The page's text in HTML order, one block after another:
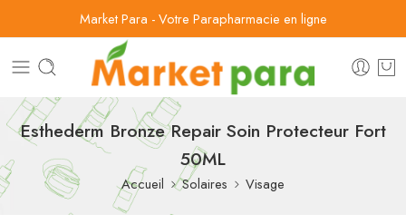
Market Para - Votre Parapharmacie en ligne
Esthederm Bronze Repair Soin Protecteur Fort
50ML
Accueil Solaires Visage